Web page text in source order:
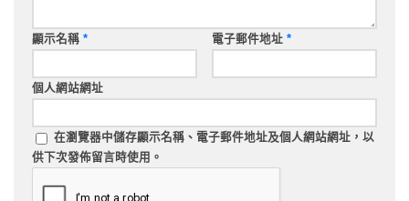
顯示名稱 * 電子郵件地址 *
個人網站網址
在瀏覽器中儲存顯示名稱、電子郵件地址及個人網站網址，以
供下次發佈留言時使用。